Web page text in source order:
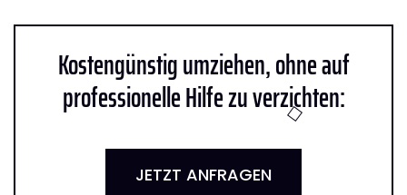
Kostengünstig umziehen, ohne auf
professionelle Hilfe zu verzichten:
JETZT ANFRAGEN